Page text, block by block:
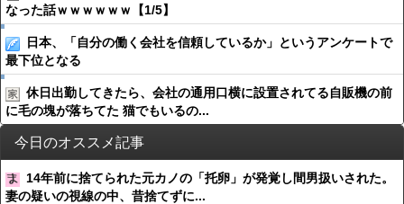
なった話ｗｗｗｗｗｗ【1/5】
日本、「自分の働く会社を信頼しているか」というアンケートで
最下位となる
休日出勤してきたら、会社の通用口横に設置されてる自販機の前
に毛の塊が落ちてた 猫でもいるの...
今日のオススメ記事
14年前に捨てられた元カノの「托卵」が発覚し間男扱いされた。
妻の疑いの視線の中、昔捨てずに...